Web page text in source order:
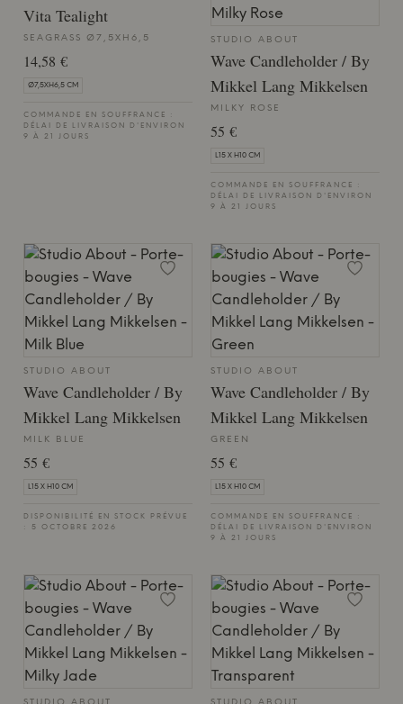
Vita Tealight
SEAGRASS Ø7,5XH6,5
14,58 €
Ø7,5XH6,5 CM
COMMANDE EN SOUFFRANCE :
DÉLAI DE LIVRAISON D'ENVIRON
9 À 21 JOURS
STUDIO ABOUT
Wave Candleholder / By
Mikkel Lang Mikkelsen
MILKY ROSE
55 €
L15 X H10 CM
COMMANDE EN SOUFFRANCE :
DÉLAI DE LIVRAISON D'ENVIRON
9 À 21 JOURS
STUDIO ABOUT
Wave Candleholder / By
Mikkel Lang Mikkelsen
MILK BLUE
55 €
L15 X H10 CM
DISPONIBILITÉ EN STOCK PRÉVUE
: 5 OCTOBRE 2026
STUDIO ABOUT
Wave Candleholder / By
Mikkel Lang Mikkelsen
GREEN
55 €
L15 X H10 CM
COMMANDE EN SOUFFRANCE :
DÉLAI DE LIVRAISON D'ENVIRON
9 À 21 JOURS